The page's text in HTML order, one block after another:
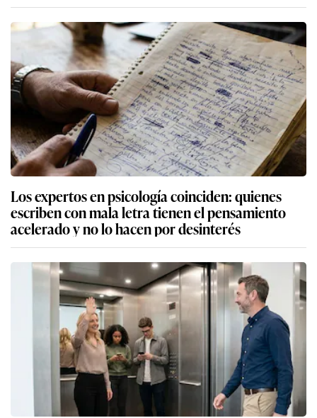
Los expertos en psicología coinciden: quienes
escriben con mala letra tienen el pensamiento
acelerado y no lo hacen por desinterés